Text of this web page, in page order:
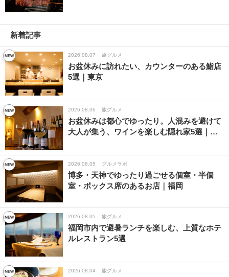
新着記事
2026.08.07 旅グルメ
お盆休みに訪れたい、カウンターのある鮨店
5選｜東京
2026.08.06 旅グルメ
お盆休みは都心でゆったり。人混みを避けて
大人が集う、ワインを楽しむ隠れ家5選｜…
2026.08.05 グルメラボ
博多・天神でゆったり過ごせる個室・半個
室・ボックス席のあるお店｜福岡
2026.08.05 旅グルメ
福岡市内で避暑ランチを楽しむ、上質なホテ
ルレストラン5選
2026.08.04 旅グルメ